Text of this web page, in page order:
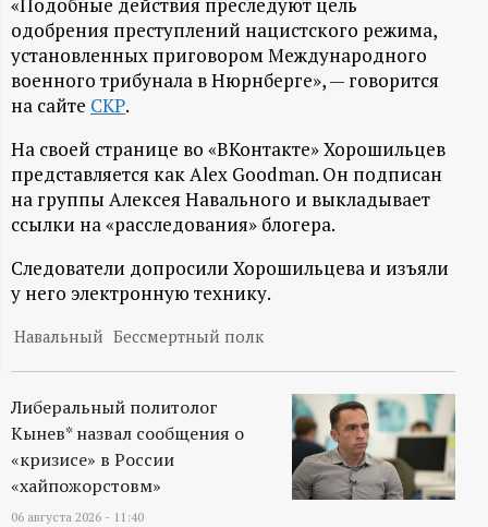
и
н
ф
о
р
м
а
ц
и
о
«Подобные действия преследуют цель
одобрения преступлений нацистского режима,
установленных приговором Международного
военного трибунала в Нюрнберге», — говорится
на сайте СКР.
На своей странице во «ВКонтакте» Хорошильцев
представляется как Alex Goodman. Он подписан
на группы Алексея Навального и выкладывает
ссылки на «расследования» блогера.
Следователи допросили Хорошильцева и изъяли
у него электронную технику.
Навальный Бессмертный полк
Либеральный политолог
Кынев* назвал сообщения о
«кризисе» в России
«хайпожорстовм»
06 августа 2026 - 11:40